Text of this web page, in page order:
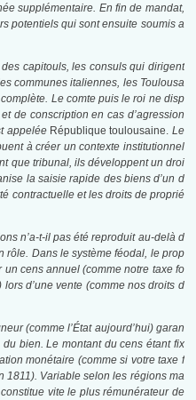
supplémentaire. En fin de mandat,
potentiels qui sont ensuite soumis a
capitouls, les consuls qui dirigent
communes italiennes, les Toulousa
Le comte puis le roi ne disp
de conscription en cas d’agression
appelée République toulousaine. Le
à créer un contexte institutionnel
que tribunal, ils développent un droi
la saisie rapide des biens d’un d
contractuelle et les droits de proprié
n’a-t-il pas été reproduit au-delà d
rôle. Dans le système féodal, le prop
cens annuel (comme notre taxe fo
d’une vente (comme nos droits d
(comme l’État aujourd’hui) garan
bien. Le montant du cens étant fix
monétaire (comme si votre taxe f
1811). Variable selon les régions ma
vite le plus rémunérateur de